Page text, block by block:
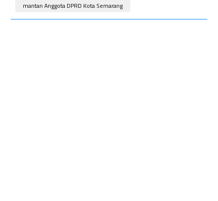
mantan Anggota DPRD Kota Semarang